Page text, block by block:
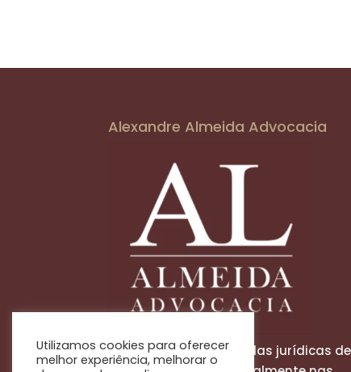
Alexandre Almeida Advocacia
Solucionamos demandas jurídicas de
Utilizamos cookies para oferecer
melhor experiência, melhorar o